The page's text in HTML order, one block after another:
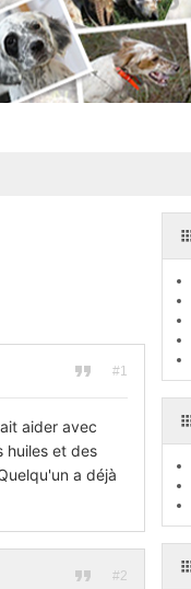
#1
aider avec
huiles et des
a déjà
#2